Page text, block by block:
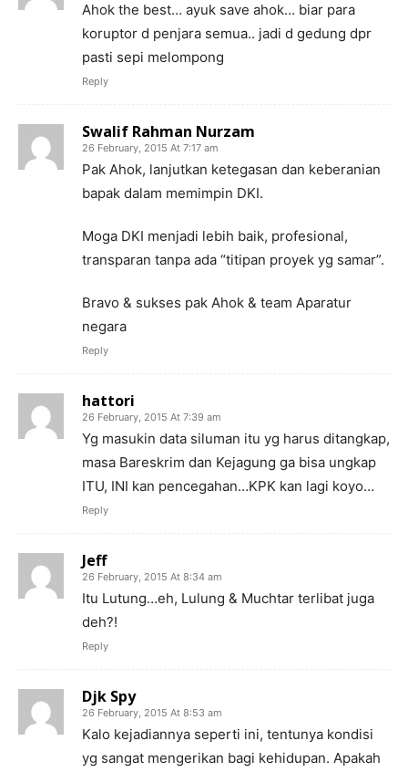
Ahok the best… ayuk save ahok… biar para
koruptor d penjara semua.. jadi d gedung dpr
pasti sepi melompong
Reply
Swalif Rahman Nurzam
26 February, 2015 At 7:17 am
Pak Ahok, lanjutkan ketegasan dan keberanian
bapak dalam memimpin DKI.
Moga DKI menjadi lebih baik, profesional,
transparan tanpa ada “titipan proyek yg samar”.
Bravo & sukses pak Ahok & team Aparatur
negara
Reply
hattori
26 February, 2015 At 7:39 am
Yg masukin data siluman itu yg harus ditangkap,
masa Bareskrim dan Kejagung ga bisa ungkap
ITU, INI kan pencegahan…KPK kan lagi koyo…
Reply
Jeff
26 February, 2015 At 8:34 am
Itu Lutung…eh, Lulung & Muchtar terlibat juga
deh?!
Reply
Djk Spy
26 February, 2015 At 8:53 am
Kalo kejadiannya seperti ini, tentunya kondisi
yg sangat mengerikan bagi kehidupan. Apakah